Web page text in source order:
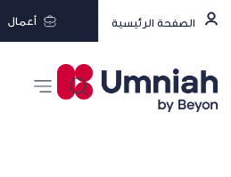
الصفحة الرئيسية أعمال